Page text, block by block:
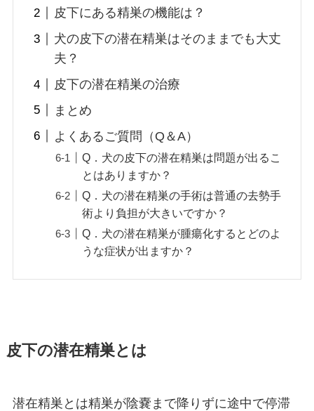
皮下にある精巣の機能は？
犬の皮下の潜在精巣はそのままでも大丈
夫？
皮下の潜在精巣の治療
まとめ
よくあるご質問（Q＆A）
Q．犬の皮下の潜在精巣は問題が出るこ
とはありますか？
Q．犬の潜在精巣の手術は普通の去勢手
術より負担が大きいですか？
Q．犬の潜在精巣が腫瘍化するとどのよ
うな症状が出ますか？
皮下の潜在精巣とは
潜在精巣とは精巣が陰嚢まで降りずに途中で停滞